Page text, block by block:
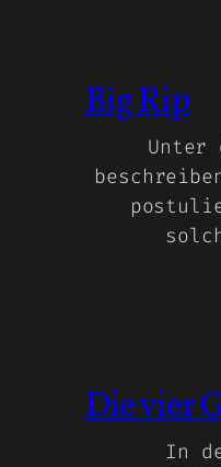
Big Rip
Unter
Die vier
In